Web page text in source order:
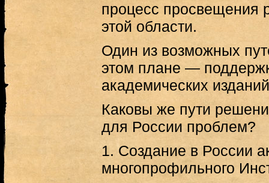
процесс просвещения
этой области.
Один из возможных
этом плане —
академических
Каковы же пути
для России проблем?
1. Создание в России
многопрофильного